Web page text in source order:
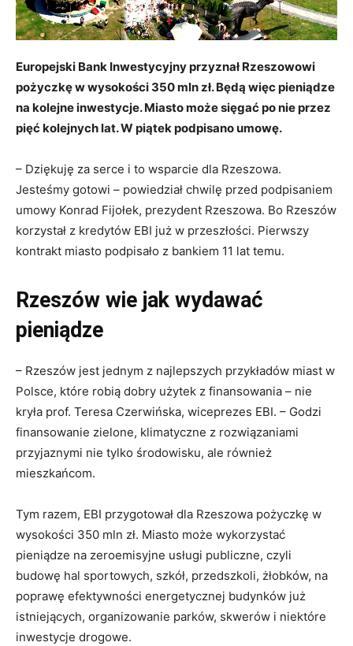
Europejski Bank Inwestycyjny przyznał Rzeszowowi
pożyczkę w wysokości 350 mln zł. Będą więc pieniądze
na kolejne inwestycje. Miasto może sięgać po nie przez
pięć kolejnych lat. W piątek podpisano umowę.
– Dziękuję za serce i to wsparcie dla Rzeszowa.
Jesteśmy gotowi – powiedział chwilę przed podpisaniem
umowy Konrad Fijołek, prezydent Rzeszowa. Bo Rzeszów
korzystał z kredytów EBI już w przeszłości. Pierwszy
kontrakt miasto podpisało z bankiem 11 lat temu.
Rzeszów wie jak wydawać
pieniądze
– Rzeszów jest jednym z najlepszych przykładów miast w
Polsce, które robią dobry użytek z finansowania – nie
kryła prof. Teresa Czerwińska, wiceprezes EBI. – Godzi
finansowanie zielone, klimatyczne z rozwiązaniami
przyjaznymi nie tylko środowisku, ale również
mieszkańcom.
Tym razem, EBI przygotował dla Rzeszowa pożyczkę w
wysokości 350 mln zł. Miasto może wykorzystać
pieniądze na zeroemisyjne usługi publiczne, czyli
budowę hal sportowych, szkół, przedszkoli, żłobków, na
poprawę efektywności energetycznej budynków już
istniejących, organizowanie parków, skwerów i niektóre
inwestycje drogowe.